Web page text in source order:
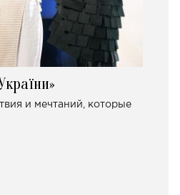
и мечтаний, которые